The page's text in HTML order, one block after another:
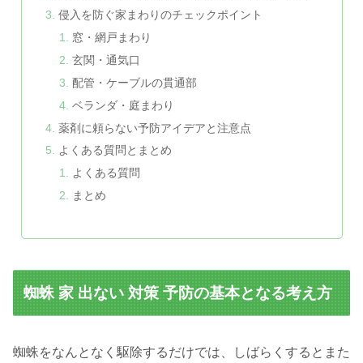
侵入を防ぐ家まわりのチェックポイント
窓・網戸まわり
玄関・通気口
配管・ケーブルの貫通部
ベランダ・庭まわり
薬剤に頼らない予防アイデアと注意点
よくある質問とまとめ
よくある質問
まとめ
蜘蛛 家 出ない 対策 予防の基本となる考え方
蜘蛛をなんとなく駆除するだけでは、しばらくするとまた